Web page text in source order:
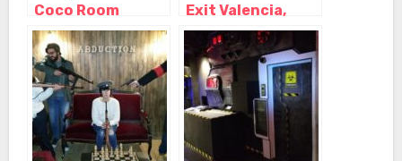
Coco Room
Valencia, Valencia
– Valencia
Exit Valencia,
Valencia –
Valencia